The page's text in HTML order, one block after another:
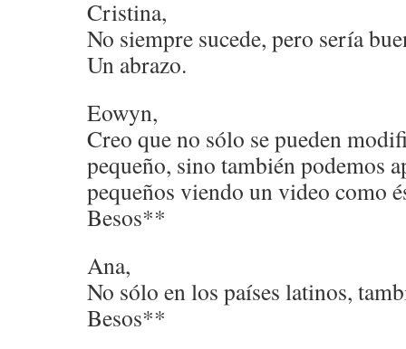
Cristina,
No siempre sucede, pero sería
Un abrazo.
Eowyn,
Creo que no sólo se pueden
pequeño, sino también podemos
pequeños viendo un video como
Besos**
Ana,
No sólo en los países latinos,
Besos**